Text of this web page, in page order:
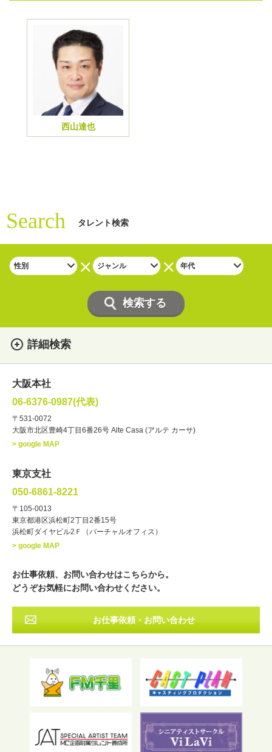
西山達也
Search タレント検索
詳細検索
・性別
・ジャンル
ナレーター レポーター
・年齢
・出身地 北海道 東北
その他
フリーワード検索
大阪本社
06-6376-0987(代表)
〒531-0072
大阪市北区豊崎4丁目6番26号 Alte Casa (アルテ カーサ)
> google MAP
東京支社
050-6861-8221
〒105-0013
東京都港区浜松町2丁目2番15号
浜松町ダイヤビル2Ｆ（バーチャルオフィス）
> google MAP
お仕事依頼、お問い合わせはこちらから。
どうぞお気軽にお問い合わせください。
お仕事依頼・お問い合わせ